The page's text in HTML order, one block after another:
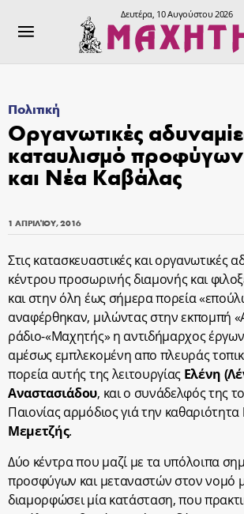
Δευτέρα, 10 Αυγούστου 2026
Πολιτική
Οργανωτικές
καταυλισμό
και Νέα Καβάλας
1 ΑΠΡΙΛΊΟΥ, 2016
Στις κατασκευαστικές και οργανωτικές
κέντρου προσωρινής διαμονής και
και στην όλη έως σήμερα πορεία
αναφέρθηκαν, μιλώντας στην εκπομπή
ράδιο-«Μαχητής» η αντιδήμαρχος έργων
αμέσως εμπλεκομένη απο πλευράς
πορεία αυτής της λειτουργίας Ελένη
Αναστασιάδου, και ο συνάδελφός της
Παιονίας αρμόδιος γιά την καθαριότητα
Μεμετζής.
Δύο κέντρα που μαζί με τα υπόλοιπα
προσφύγων και μεταναστών στον νομό
διαμορφώσει μία κατάσταση, που